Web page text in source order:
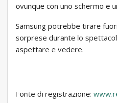
ovunque con uno schermo e
Samsung potrebbe tirare
sorprese durante lo
aspettare e vedere.
Fonte di registrazione: